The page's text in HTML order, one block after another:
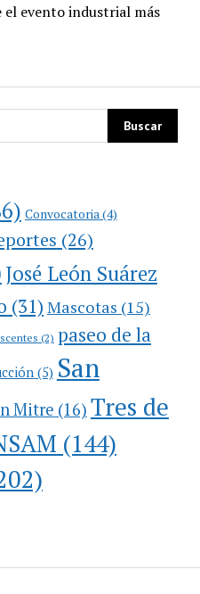
el evento industrial más
Convocatoria (4)
(26)
José León Suárez
(31) Mascotas (15)
(2) paseo de la
(5) San
Mitre (16) Tres de
(144)